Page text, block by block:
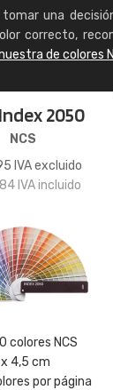
tomar una
correcto,
de colores
2050
NCS
IVA excluido
IVA incluido
colores NCS
4,5 cm
por página